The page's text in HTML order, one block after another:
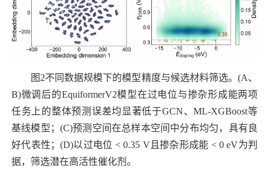
图 2不同数据规模下的模型精度与候选材料筛选。 (A、
B)微调后的EquiformerV2模型在过电位与掺杂形成能两项
任务上的整体预测误差均显著低于GCN、ML-XGBoost等
基线模型； (C)预测空间在总样本空间中分布均匀，具有良
好代表性；(D)以过电位 < 0.35 V且掺杂形成能 < 0 eV为判
据，筛选潜在高活性催化剂。